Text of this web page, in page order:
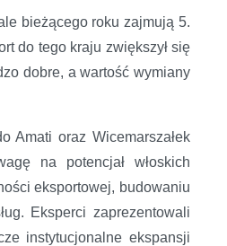
bieżącego roku zajmują 5.
do tego kraju zwiększył się
dobre, a wartość wymiany
Amati oraz Wicemarszałek
na potencjał włoskich
eksportowej, budowaniu
Eksperci zaprezentowali
instytucjonalne ekspansji